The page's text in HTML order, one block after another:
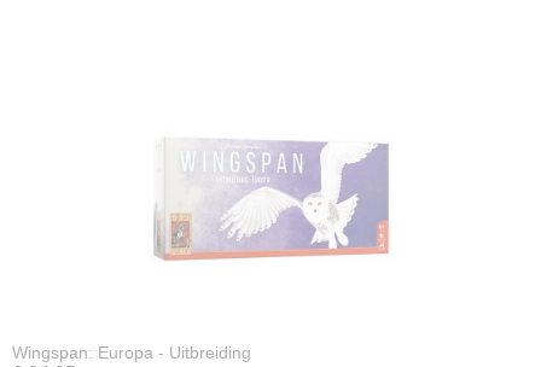
Wingspan: Europa - Uitbreiding